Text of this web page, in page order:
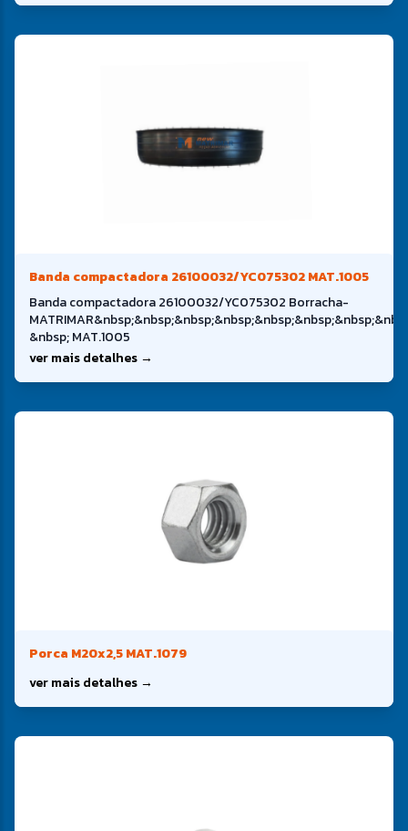
Banda compactadora 26100032/YC075302 MAT.1005
Banda compactadora 26100032/YC075302 Borracha-
&nbsp; MAT.1005
ver mais detalhes →
Porca M20x2,5 MAT.1079
ver mais detalhes →